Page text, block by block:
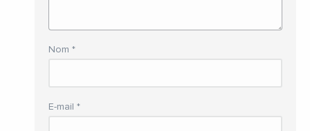
Nom *
E-mail *